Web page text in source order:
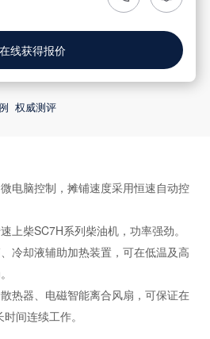
在线获得报价
权威测评
电脑控制，摊铺速度采用恒速自动控
上柴SC7H系列柴油机，功率强劲。
冷却液辅助加热装置，可在低温及高
热器、电磁智能离合风扇，可保证在
间连续工作。